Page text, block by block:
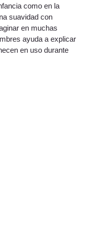
como en la
suavidad con
en muchas
ayuda a explicar
en uso durante